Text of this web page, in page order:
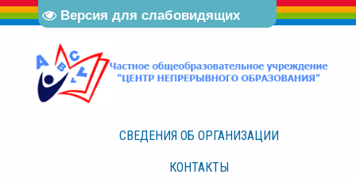
Версия для слабовидящих
СВЕДЕНИЯ ОБ ОРГАНИЗАЦИИ
КОНТАКТЫ